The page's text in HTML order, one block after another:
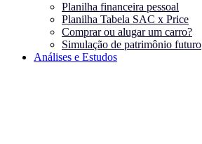
Planilha financeira pessoal
Planilha Tabela SAC x Price
Comprar ou alugar um carro?
Simulação de patrimônio futuro
Análises e Estudos